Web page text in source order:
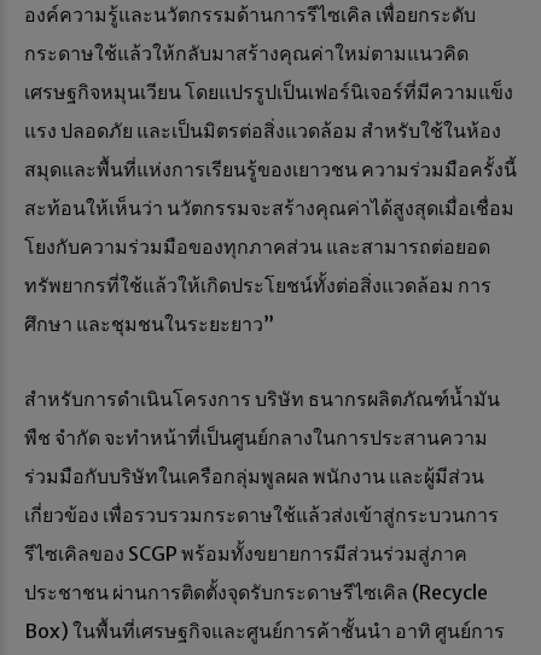
องค์ความรู้และนวัตกรรมด้านการรีไซเคิล เพื่อยกระดับ
กระดาษใช้แล้วให้กลับมาสร้างคุณค่าใหม่ตามแนวคิด
เศรษฐกิจหมุนเวียน โดยแปรรูปเป็นเฟอร์นิเจอร์ที่มีความแข็ง
แรง ปลอดภัย และเป็นมิตรต่อสิ่งแวดล้อม สำหรับใช้ในห้อง
สมุดและพื้นที่แห่งการเรียนรู้ของเยาวชน ความร่วมมือครั้งนี้
สะท้อนให้เห็นว่า นวัตกรรมจะสร้างคุณค่าได้สูงสุดเมื่อเชื่อม
โยงกับความร่วมมือของทุกภาคส่วน และสามารถต่อยอด
ทรัพยากรที่ใช้แล้วให้เกิดประโยชน์ทั้งต่อสิ่งแวดล้อม การ
ศึกษา และชุมชนในระยะยาว”
สำหรับการดำเนินโครงการ บริษัท ธนากรผลิตภัณฑ์น้ำมัน
พืช จำกัด จะทำหน้าที่เป็นศูนย์กลางในการประสานความ
ร่วมมือกับบริษัทในเครือกลุ่มพูลผล พนักงาน และผู้มีส่วน
เกี่ยวข้อง เพื่อรวบรวมกระดาษใช้แล้วส่งเข้าสู่กระบวนการ
รีไซเคิลของ SCGP พร้อมทั้งขยายการมีส่วนร่วมสู่ภาค
ประชาชน ผ่านการติดตั้งจุดรับกระดาษรีไซเคิล (Recycle
Box) ในพื้นที่เศรษฐกิจและศูนย์การค้าชั้นนำ อาทิ ศูนย์การ